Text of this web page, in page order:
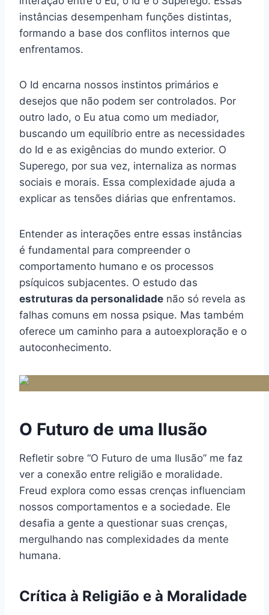
instâncias desempenham funções distintas,
formando a base dos conflitos internos que
enfrentamos.
O Id encarna nossos instintos primários e
desejos que não podem ser controlados. Por
outro lado, o Eu atua como um mediador,
buscando um equilíbrio entre as necessidades
do Id e as exigências do mundo exterior. O
Superego, por sua vez, internaliza as normas
sociais e morais. Essa complexidade ajuda a
explicar as tensões diárias que enfrentamos.
Entender as interações entre essas instâncias
é fundamental para compreender o
comportamento humano e os processos
psíquicos subjacentes. O estudo das
estruturas da personalidade não só revela as
falhas comuns em nossa psique. Mas também
oferece um caminho para a autoexploração e o
autoconhecimento.
O Futuro de uma Ilusão
Refletir sobre “O Futuro de uma Ilusão” me faz
ver a conexão entre religião e moralidade.
Freud explora como essas crenças influenciam
nossos comportamentos e a sociedade. Ele
desafia a gente a questionar suas crenças,
mergulhando nas complexidades da mente
humana.
Crítica à Religião e à Moralidade